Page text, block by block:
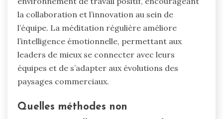
la collaboration et l’innovation au sein de
l’équipe. La méditation régulière améliore
l’intelligence émotionnelle, permettant aux
leaders de mieux se connecter avec leurs
équipes et de s’adapter aux évolutions des
paysages commerciaux.
Quelles méthodes non